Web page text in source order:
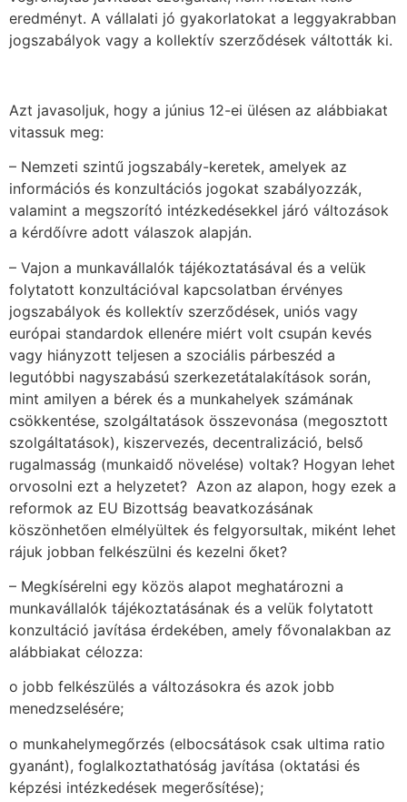
eredményt. A vállalati jó gyakorlatokat a leggyakrabban
jogszabályok vagy a kollektív szerződések váltották ki.
Azt javasoljuk, hogy a június 12-ei ülésen az alábbiakat
vitassuk meg:
– Nemzeti szintű jogszabály-keretek, amelyek az
információs és konzultációs jogokat szabályozzák,
valamint a megszorító intézkedésekkel járó változások
a kérdőívre adott válaszok alapján.
– Vajon a munkavállalók tájékoztatásával és a velük
folytatott konzultációval kapcsolatban érvényes
jogszabályok és kollektív szerződések, uniós vagy
európai standardok ellenére miért volt csupán kevés
vagy hiányzott teljesen a szociális párbeszéd a
legutóbbi nagyszabású szerkezetátalakítások során,
mint amilyen a bérek és a munkahelyek számának
csökkentése, szolgáltatások összevonása (megosztott
szolgáltatások), kiszervezés, decentralizáció, belső
rugalmasság (munkaidő növelése) voltak? Hogyan lehet
orvosolni ezt a helyzetet? Azon az alapon, hogy ezek a
reformok az EU Bizottság beavatkozásának
köszönhetően elmélyültek és felgyorsultak, miként lehet
rájuk jobban felkészülni és kezelni őket?
– Megkísérelni egy közös alapot meghatározni a
munkavállalók tájékoztatásának és a velük folytatott
konzultáció javítása érdekében, amely fővonalakban az
alábbiakat célozza:
o jobb felkészülés a változásokra és azok jobb
menedzselésére;
o munkahelymegőrzés (elbocsátások csak ultima ratio
gyanánt), foglalkoztathatóság javítása (oktatási és
képzési intézkedések megerősítése);